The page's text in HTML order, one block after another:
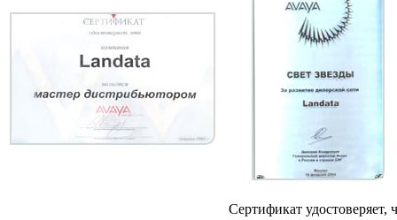
Сертификат удостоверяет,